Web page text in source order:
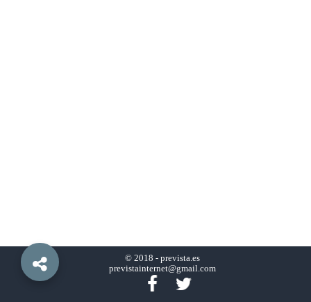
© 2018 - prevista.es
previstainternet@gmail.com